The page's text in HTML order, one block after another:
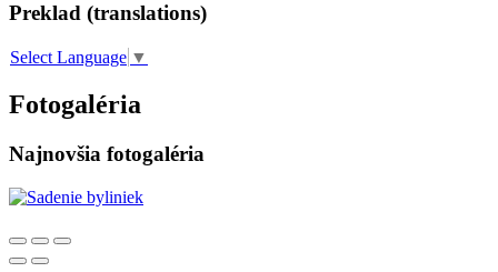
Preklad (translations)
Select Language ▼
Fotogaléria
Najnovšia fotogaléria